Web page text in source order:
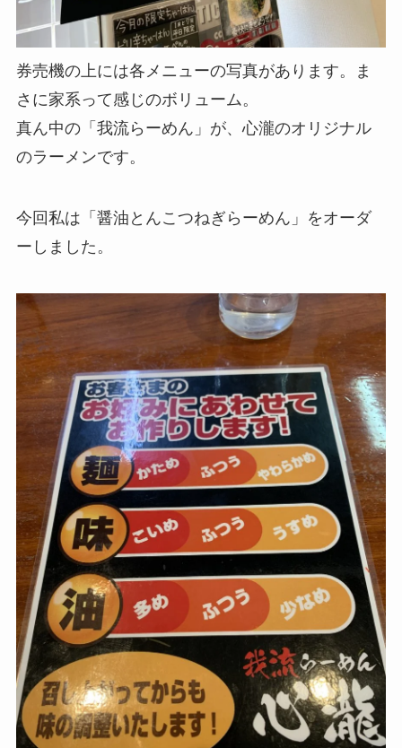
券売機の上には各メニューの写真があります。ま
さに家系って感じのボリューム。
真ん中の「我流らーめん」が、心瀧のオリジナル
のラーメンです。
今回私は「醤油とんこつねぎらーめん」をオーダ
ーしました。